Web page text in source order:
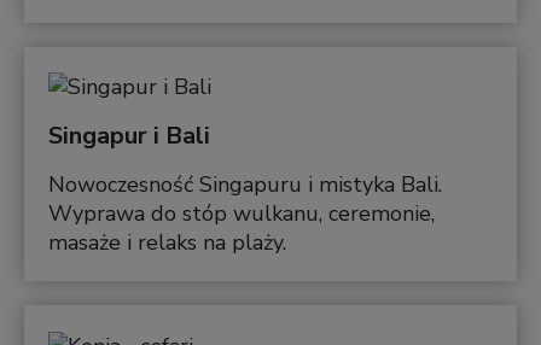
Singapur i Bali
Nowoczesność Singapuru i mistyka Bali.
Wyprawa do stóp wulkanu, ceremonie,
masaże i relaks na plaży.